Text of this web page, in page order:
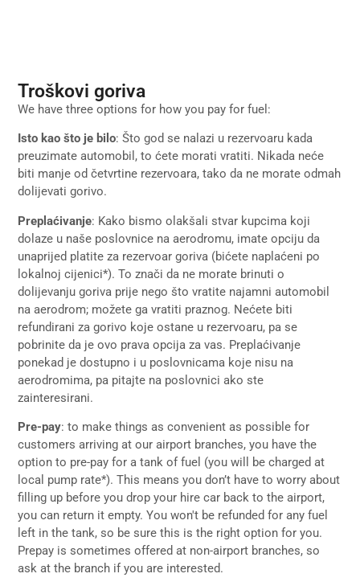
Troškovi goriva
We have three options for how you pay for fuel:
Isto kao što je bilo: Što god se nalazi u rezervoaru kada
preuzimate automobil, to ćete morati vratiti. Nikada neće
biti manje od četvrtine rezervoara, tako da ne morate odmah
dolijevati gorivo.
Preplaćivanje: Kako bismo olakšali stvar kupcima koji
dolaze u naše poslovnice na aerodromu, imate opciju da
unaprijed platite za rezervoar goriva (bićete naplaćeni po
lokalnoj cijenici*). To znači da ne morate brinuti o
dolijevanju goriva prije nego što vratite najamni automobil
na aerodrom; možete ga vratiti praznog. Nećete biti
refundirani za gorivo koje ostane u rezervoaru, pa se
pobrinite da je ovo prava opcija za vas. Preplaćivanje
ponekad je dostupno i u poslovnicama koje nisu na
aerodromima, pa pitajte na poslovnici ako ste
zainteresirani.
Pre-pay: to make things as convenient as possible for
customers arriving at our airport branches, you have the
option to pre-pay for a tank of fuel (you will be charged at
local pump rate*). This means you don’t have to worry about
filling up before you drop your hire car back to the airport,
you can return it empty. You won't be refunded for any fuel
left in the tank, so be sure this is the right option for you.
Prepay is sometimes offered at non-airport branches, so
ask at the branch if you are interested.